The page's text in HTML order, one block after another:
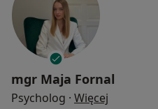
mgr Maja Fornal
Psycholog · Więcej